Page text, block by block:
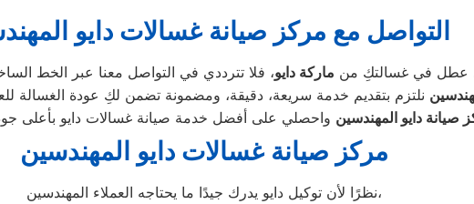
التواصل مع مركز صيانة غسالات دايو
عطل في غسالتكِ من ماركة دايو
صيانة دايو المهندسين
مركز صيانة غسالات دايو المهندسين
نظرًا لأن توكيل دايو يدرك جيدًا ما يحتاجه العملاء المهندسين،